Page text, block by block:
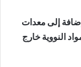
إلى معدات
النووية خارج